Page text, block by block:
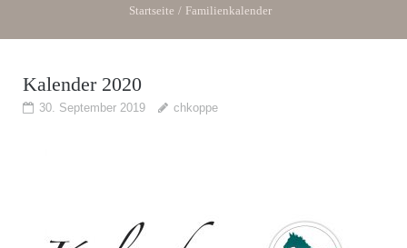
Startseite / Familienkalender
Kalender 2020
30. September 2019 chkoppe